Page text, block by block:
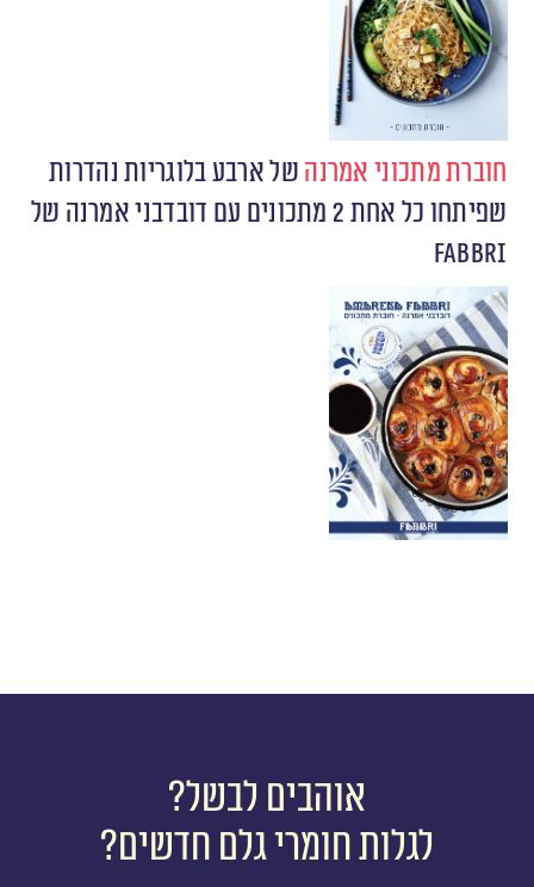
חוברת מתכוני אמרנה של ארבע בלוגריות נהדרות
שפיתחו כל אחת 2 מתכונים עם דובדבני אמרנה של
Fabbri
אוהבים לבשל?
לגלות חומרי גלם חדשים?